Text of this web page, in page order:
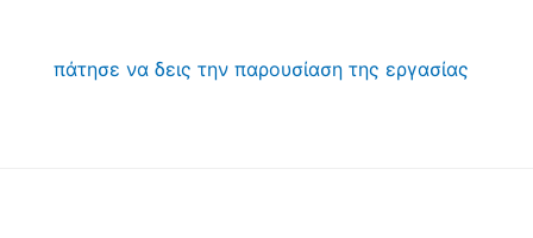
πάτησε να δεις την παρουσίαση της εργασίας